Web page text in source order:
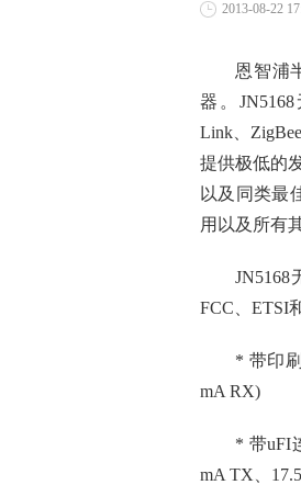
2013-08-22
恩智浦
器 。
Link、
提供极低的
以及同类最
用以及所有
FCC、ETSI
* 带印
mA RX)
* 带uFI
mA TX、